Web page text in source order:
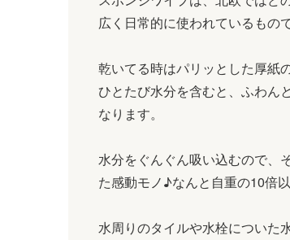
広く日常的に使われているもので
乾いてる時はパリッとした厚紙
ひとたび水分を含むと、ふわん
なります。
水分をぐんぐん吸い込むので、
た感動モノ♪なんと自重の10倍
水周りのタイルや水栓についた